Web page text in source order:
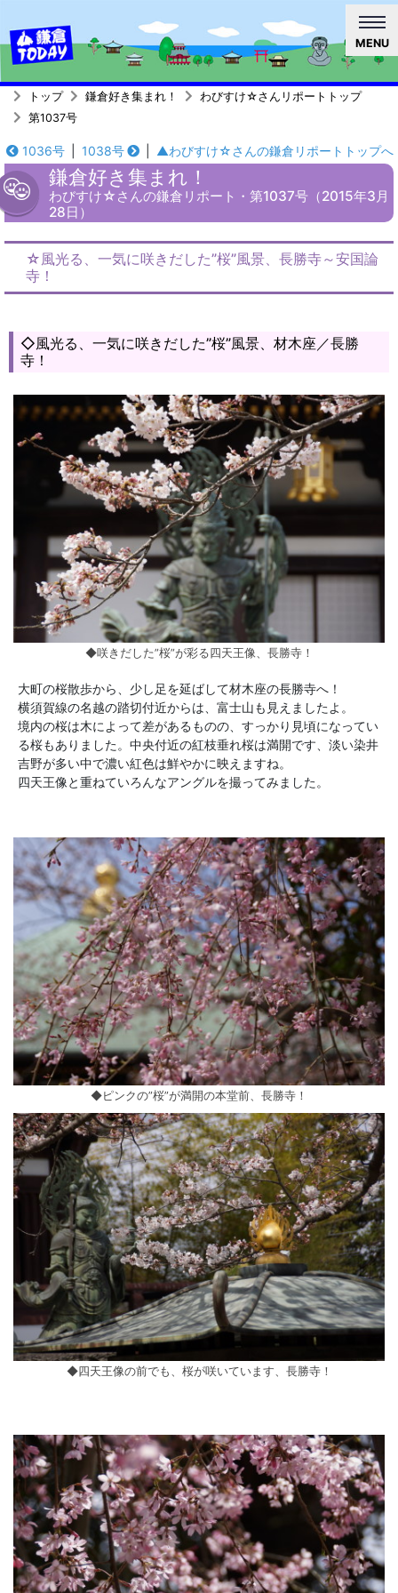
MENU
トップ 鎌倉好き集まれ！
わびすけ☆さんリポートトップ
第1037号
1036号 1038号 ▲わびすけ☆さんの鎌倉リポートトップへ
鎌倉好き集まれ！
わびすけ☆さんの鎌倉リポート・第1037号（2015年3月
28日）
☆風光る、一気に咲きだした”桜”風景、長勝寺～安国論
寺！
◇風光る、一気に咲きだした”桜”風景、材木座／長勝
寺！
◆咲きだした”桜”が彩る四天王像、長勝寺！
大町の桜散歩から、少し足を延ばして材木座の長勝寺へ！
横須賀線の名越の踏切付近からは、富士山も見えましたよ。
境内の桜は木によって差があるものの、すっかり見頃になってい
る桜もありました。中央付近の紅枝垂れ桜は満開です、淡い染井
吉野が多い中で濃い紅色は鮮やかに映えますね。
四天王像と重ねていろんなアングルを撮ってみました。
◆ピンクの”桜”が満開の本堂前、長勝寺！
◆四天王像の前でも、桜が咲いています、長勝寺！